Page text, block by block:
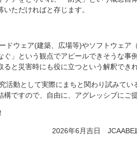
ただければと存じます。
ウェア(建築、広場等)やソフトウェア
」という観点でアピールできそうな事
と災害時にも役に立つという解釈できれ
動として実際にまちと関わり試みて
ですので、自由に、アグレッシブにご
2026年6月吉日 JCAABE